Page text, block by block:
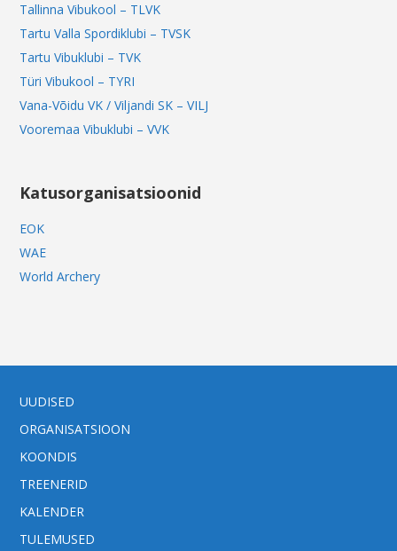
Tallinna Vibukool – TLVK
Tartu Valla Spordiklubi – TVSK
Tartu Vibuklubi – TVK
Türi Vibukool – TYRI
Vana-Võidu VK / Viljandi SK – VILJ
Vooremaa Vibuklubi – VVK
Katusorganisatsioonid
EOK
WAE
World Archery
UUDISED
ORGANISATSIOON
KOONDIS
TREENERID
KALENDER
TULEMUSED